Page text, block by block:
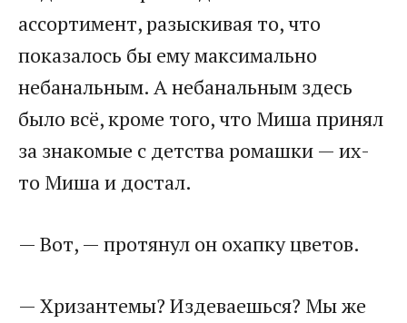
ассортимент, разыскивая то, что
показалось бы ему максимально
небанальным. А небанальным здесь
было всё, кроме того, что Миша принял
за знакомые с детства ромашки — их-
то Миша и достал.
— Вот, — протянул он охапку цветов.
— Хризантемы? Издеваешься? Мы же